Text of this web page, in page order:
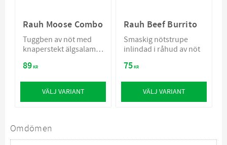
Omdömen
Rauh Moose Combo
Tuggben av nöt med
knaperstekt älgsalami
89KR
VÄLJ VARIANT
Rauh Beef Burrito
Smaskig nötstrupe
inlindad i råhud av nöt
75KR
VÄLJ VARIANT